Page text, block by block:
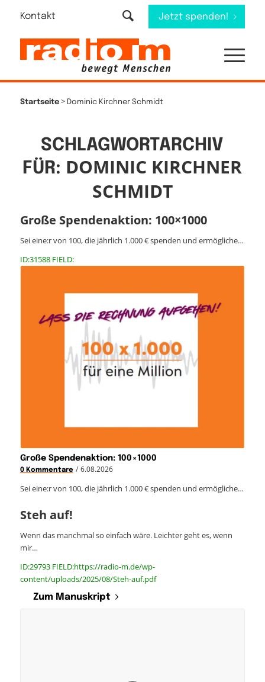
Kontakt Jetzt spenden!
Startseite> Dominic Kirchner Schmidt
SCHLAGWORTARCHIV
FÜR: DOMINIC KIRCHNER
SCHMIDT
Große Spendenaktion: 100×1000
Sei eine:r von 100, die jährlich 1.000 € spenden und ermögliche…
ID:31588 FIELD:
Große Spendenaktion: 100×1000
0 Kommentare / 6.08.2026
Sei eine:r von 100, die jährlich 1.000 € spenden und ermögliche…
Steh auf!
Wenn das manchmal so einfach wäre. Leichter geht es, wenn
mir…
ID:29793 FIELD:https://radio-m.de/wp-
content/uploads/2025/08/Steh-auf.pdf
Zum Manuskript